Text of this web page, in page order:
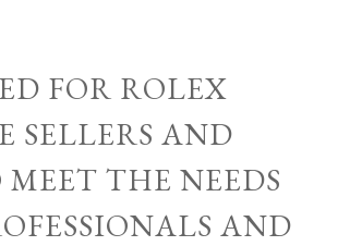
FOR ROLEX
SELLERS AND
MEET THE NEEDS
AND